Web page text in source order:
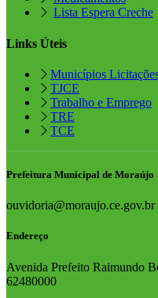
Lista Espera Creche
Links Úteis
Municípios
TJCE
Trabalho e Emprego
TRE
TCE
Prefeitura Municipal de Moraújo
ouvidoria@moraujo.ce.gov.br
Endereço
Avenida Prefeito Raimundo
62480000